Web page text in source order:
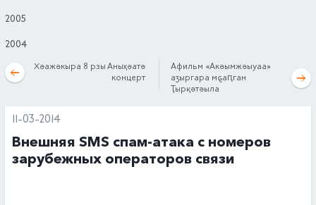
2005
2004
Хәажәкыра 8 рзы Аныҳәатә
концерт
Афильм «Акәымжәыуаа»
аӡыргара мҩаԥган
Ҭырқәтәыла
11-03-2014
Внешняя SMS спам-атака с номеров
зарубежных операторов связи